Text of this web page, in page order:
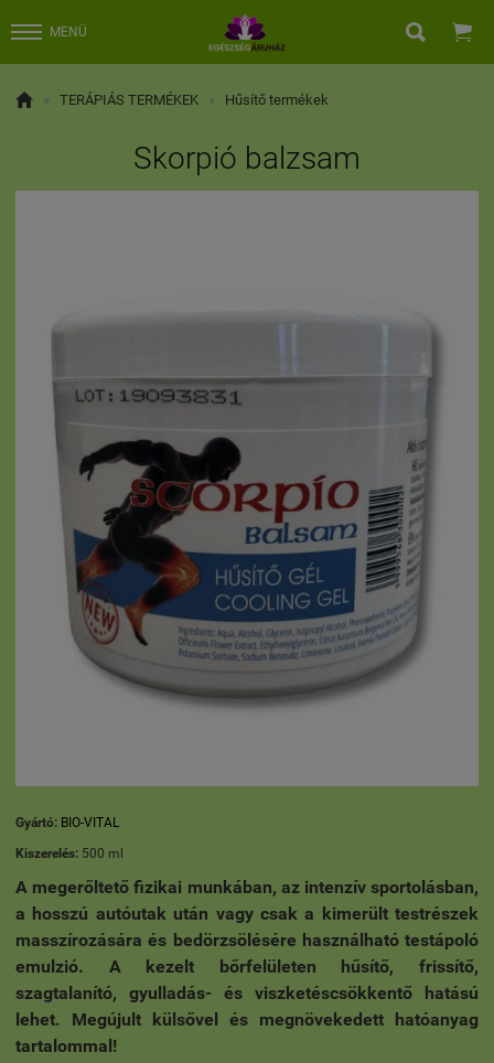
MENÜ  
 » TERÁPIÁS TERMÉKEK » Hűsítő termékek
Skorpió balzsam
Gyártó: BIO-VITAL
Kiszerelés: 500 ml
A megerőltető fizikai munkában, az intenzív sportolásban,
a hosszú autóutak után vagy csak a kimerült testrészek
masszírozására és bedörzsölésére használható testápoló
emulzió. A kezelt bőrfelületen hűsítő, frissítő,
szagtalanító, gyulladás- és viszketéscsökkentő hatású
lehet. Megújult külsővel és megnövekedett hatóanyag
tartalommal!